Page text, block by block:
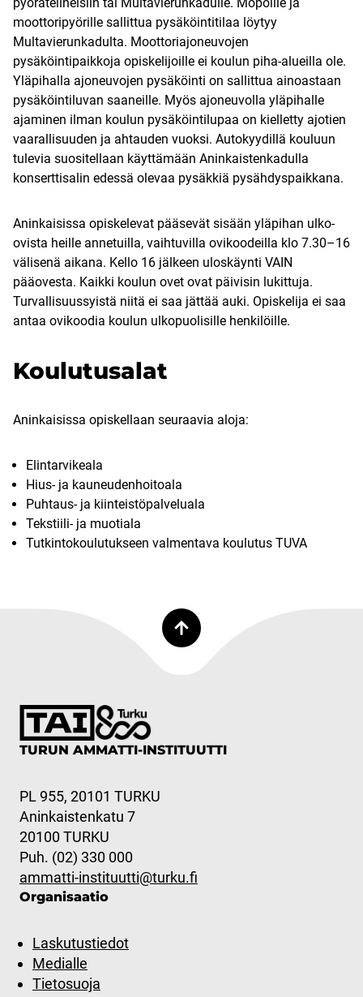
pyörätelineisiin tai Multavierunkadulle. Mopoille ja
moottoripyörille sallittua pysäköintitilaa löytyy
Multavierunkadulta. Moottoriajoneuvojen
pysäköintipaikkoja opiskelijoille ei koulun piha-alueilla ole.
Yläpihalla ajoneuvojen pysäköinti on sallittua ainoastaan
pysäköintiluvan saaneille. Myös ajoneuvolla yläpihalle
ajaminen ilman koulun pysäköintilupaa on kielletty ajotien
vaarallisuuden ja ahtauden vuoksi. Autokyydillä kouluun
tulevia suositellaan käyttämään Aninkaistenkadulla
konserttisalin edessä olevaa pysäkkiä pysähdyspaikkana.
Aninkaisissa opiskelevat pääsevät sisään yläpihan ulko-
ovista heille annetuilla, vaihtuvilla ovikoodeilla klo 7.30–16
välisenä aikana. Kello 16 jälkeen uloskäynti VAIN
pääovesta. Kaikki koulun ovet ovat päivisin lukittuja.
Turvallisuussyistä niitä ei saa jättää auki. Opiskelija ei saa
antaa ovikoodia koulun ulkopuolisille henkilöille.
Koulutusalat
Aninkaisissa opiskellaan seuraavia aloja:
Elintarvikeala
Hius- ja kauneudenhoitoala
Puhtaus- ja kiinteistöpalveluala
Tekstiili- ja muotiala
Tutkintokoulutukseen valmentava koulutus TUVA
TURUN AMMATTI-INSTITUUTTI
PL 955, 20101 TURKU
Aninkaistenkatu 7
20100 TURKU
Puh. (02) 330 000
ammatti-instituutti@turku.fi
Organisaatio
Laskutustiedot
Medialle
Tietosuoja